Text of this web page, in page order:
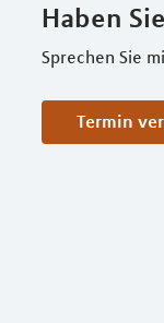
Haben
Sprechen Sie
Termin